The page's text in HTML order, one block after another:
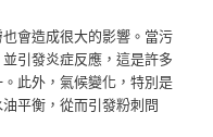
會造成很大的影響。當污
引發炎症反應，這是許多
此外，氣候變化，特別是
平衡，從而引發粉刺問